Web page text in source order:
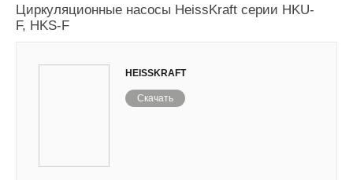
Циркуляционные насосы HeissKraft серии HKU-
F, HKS-F
HEISSKRAFT
Скачать